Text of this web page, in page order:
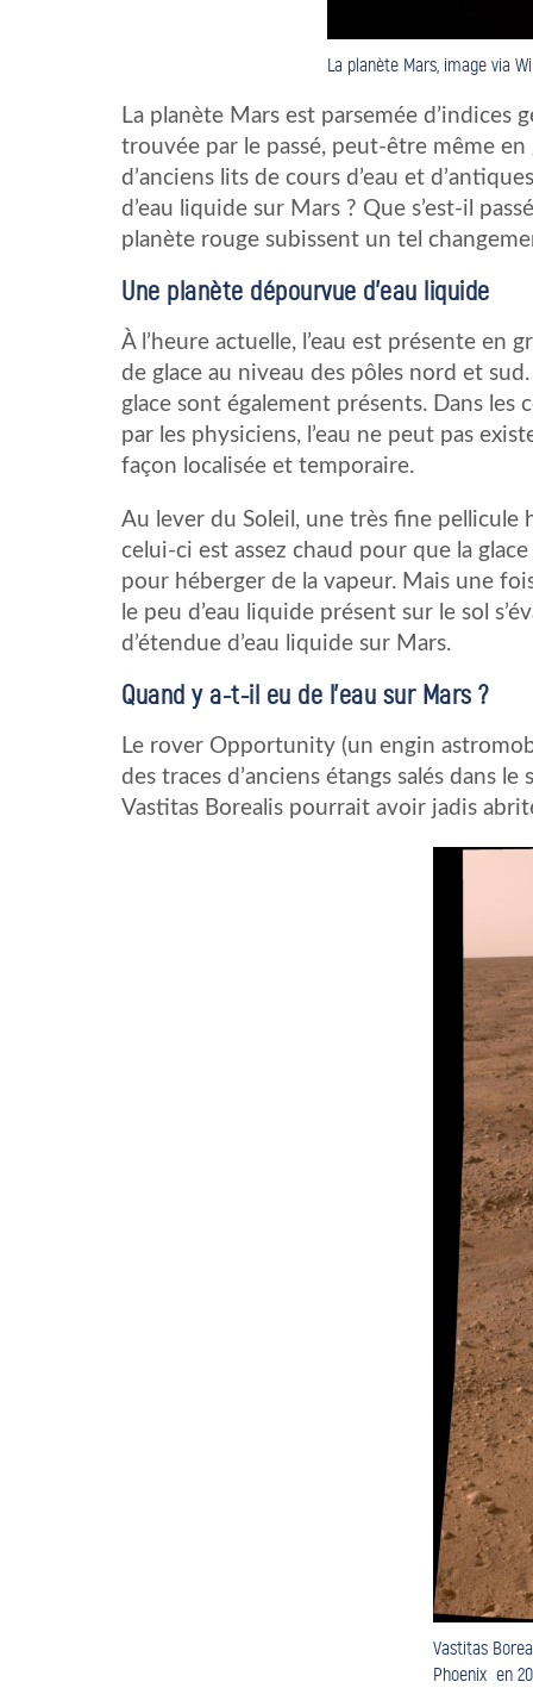
La planète Mars, image via
La planète Mars est parsemée d’indices
trouvée par le passé, peut-être même
d’anciens lits de cours d’eau et
d’eau liquide sur Mars ? Que s’est-il
planète rouge subissent un tel
Une planète dépourvue d’eau liquide
À l’heure actuelle, l’eau est présente en
de glace au niveau des pôles nord et
glace sont également présents. Dans
par les physiciens, l’eau ne peut pas
façon localisée et temporaire.
Au lever du Soleil, une très fine pellicule
celui-ci est assez chaud pour que la
pour héberger de la vapeur. Mais une
le peu d’eau liquide présent sur le sol
d’étendue d’eau liquide sur Mars.
Quand y a-t-il eu de l’eau sur Mars ?
Le rover Opportunity (un engin
des traces d’anciens étangs salés dans
Vastitas Borealis pourrait avoir jadis
Vastitas
Phoenix en